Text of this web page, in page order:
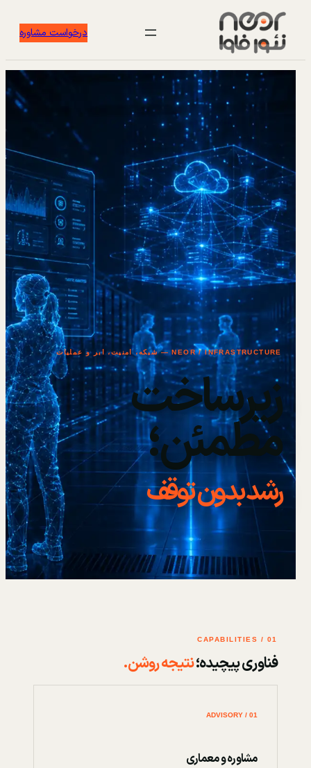
درخواست مشاوره
NEOR / INFRASTRUCTURE — شبکه، امنیت، ابر و عملیات
زیرساخت
مطمئن؛
رشد بدون توقف
01 / CAPABILITIES
فناوری پیچیده؛نتیجه روشن.
01 / ADVISORY
مشاوره و معماری